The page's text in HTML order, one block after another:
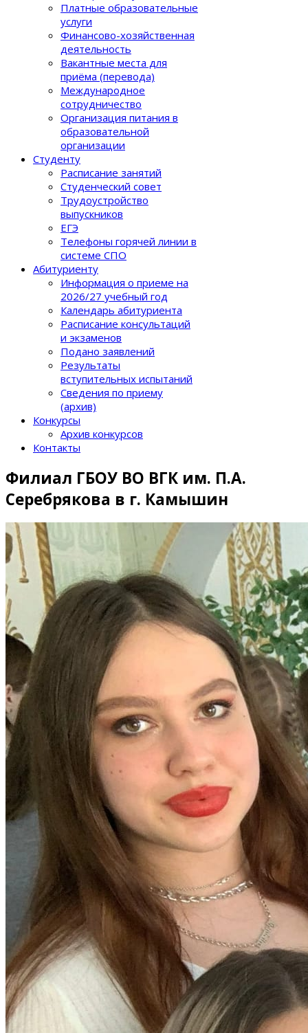
Платные образовательные
услуги
Финансово-хозяйственная
деятельность
Вакантные места для
приёма (перевода)
Международное
сотрудничество
Организация питания в
образовательной
организации
Студенту
Расписание занятий
Студенческий совет
Трудоустройство
выпускников
ЕГЭ
Телефоны горячей линии в
системе СПО
Абитуриенту
Информация о приеме на
2026/27 учебный год
Календарь абитуриента
Расписание консультаций
и экзаменов
Подано заявлений
Результаты
вступительных испытаний
Сведения по приему
(архив)
Конкурсы
Архив конкурсов
Контакты
Филиал ГБОУ ВО ВГК им. П.А.
Серебрякова в г. Камышин